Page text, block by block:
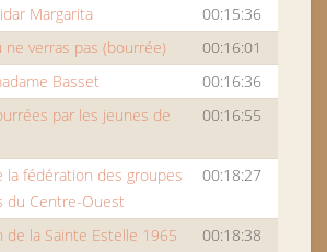
Margarita
00:15:36
verras pas (bourrée)
00:16:01
Basset
00:16:36
par les jeunes de
00:16:55
la fédération des groupes
du Centre-Ouest
00:18:27
de la Sainte Estelle 1965
00:18:38